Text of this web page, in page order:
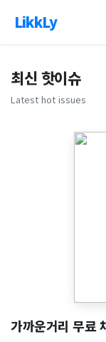
LikkLy
최신 핫이슈
Latest hot issues
가까운거리 무료